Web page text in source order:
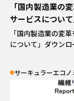
「国内製造業の
サービスについ
2022年4月号掲
「国内製造業の変
について」ダウン
サーキュラーエコノ